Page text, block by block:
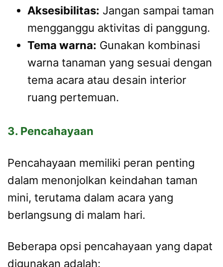
Aksesibilitas: Jangan sampai taman
mengganggu aktivitas di panggung.
Tema warna: Gunakan kombinasi
warna tanaman yang sesuai dengan
tema acara atau desain interior
ruang pertemuan.
3. Pencahayaan
Pencahayaan memiliki peran penting
dalam menonjolkan keindahan taman
mini, terutama dalam acara yang
berlangsung di malam hari.
Beberapa opsi pencahayaan yang dapat
digunakan adalah: